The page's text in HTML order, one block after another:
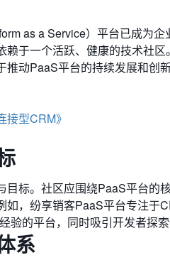
as a Service）平台已成为
赖于一个活跃、健康的技术社
动PaaS平台的持续发展和创
型CRM》
目标。社区应围绕PaaS平台的
如，纷享销客PaaS平台专注于
验的平台，同时吸引开发者探
系